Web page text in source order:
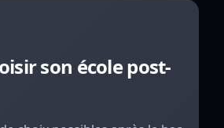
son école post-